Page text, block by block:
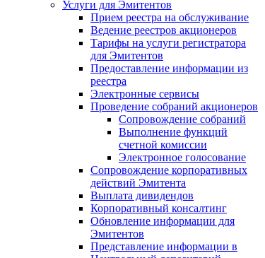
Услуги для Эмитентов
Прием реестра на обслуживание
Ведение реестров акционеров
Тарифы на услуги регистратора
для Эмитентов
Предоставление информации из
реестра
Электронные сервисы
Проведение собраний акционеров
Сопровождение собраний
Выполнение функций
счетной комиссии
Электронное голосование
Сопровождение корпоративных
действий Эмитента
Выплата дивидендов
Корпоративный консалтинг
Обновление информации для
Эмитентов
Представление информации в